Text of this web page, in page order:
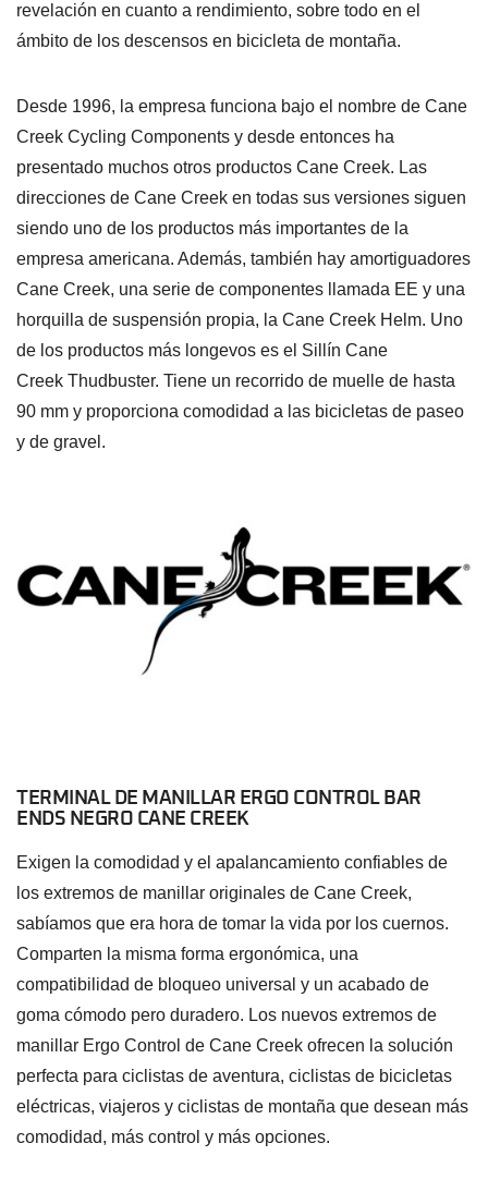
revelación en cuanto a rendimiento, sobre todo en el
ámbito de los descensos en bicicleta de montaña.
Desde 1996, la empresa funciona bajo el nombre de Cane
Creek Cycling Components y desde entonces ha
presentado muchos otros productos Cane Creek. Las
direcciones de Cane Creek en todas sus versiones siguen
siendo uno de los productos más importantes de la
empresa americana. Además, también hay amortiguadores
Cane Creek, una serie de componentes llamada EE y una
horquilla de suspensión propia, la Cane Creek Helm. Uno
de los productos más longevos es el Sillín Cane
Creek Thudbuster. Tiene un recorrido de muelle de hasta
90 mm y proporciona comodidad a las bicicletas de paseo
y de gravel.
TERMINAL DE MANILLAR ERGO CONTROL BAR
ENDS NEGRO CANE CREEK
Exigen la comodidad y el apalancamiento confiables de
los extremos de manillar originales de Cane Creek,
sabíamos que era hora de tomar la vida por los cuernos.
Comparten la misma forma ergonómica, una
compatibilidad de bloqueo universal y un acabado de
goma cómodo pero duradero. Los nuevos extremos de
manillar Ergo Control de Cane Creek ofrecen la solución
perfecta para ciclistas de aventura, ciclistas de bicicletas
eléctricas, viajeros y ciclistas de montaña que desean más
comodidad, más control y más opciones.